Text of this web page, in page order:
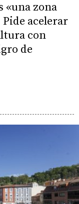
«una zona
acelerar
con
de